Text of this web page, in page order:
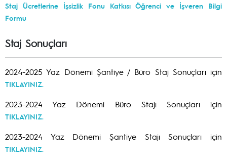
Staj Ücretlerine İşsizlik Fonu Katkısı Öğrenci ve İşveren Bilgi
Formu
Staj Sonuçları
2024-2025 Yaz Dönemi Şantiye / Büro Staj Sonuçları için
TIKLAYINIZ.
2023-2024 Yaz Dönemi Büro Stajı Sonuçları için
TIKLAYINIZ.
2023-2024 Yaz Dönemi Şantiye Stajı Sonuçları için
TIKLAYINIZ.